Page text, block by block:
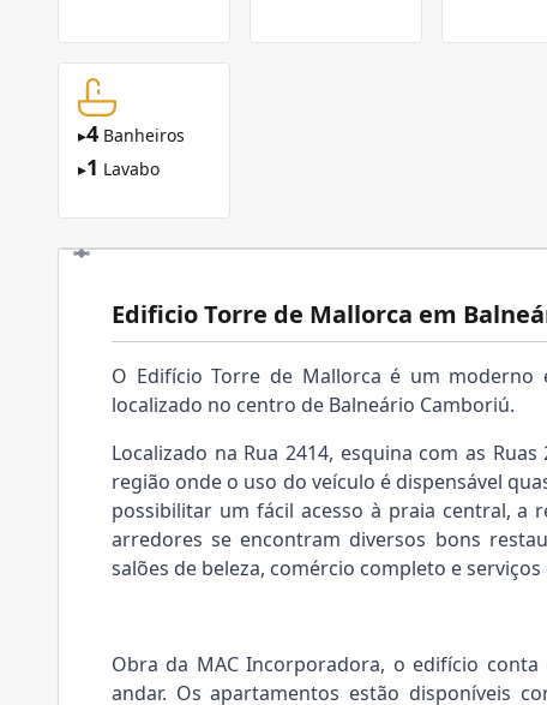
▸4 Banheiros
▸1 Lavabo
Edificio Torre de Mallorca em
O Edifício Torre de Mallorca é um moderno
localizado no centro de Balneário Camboriú.
Localizado na Rua 2414, esquina com as
região onde o uso do veículo é dispensável
possibilitar um fácil acesso à praia central, a
arredores se encontram diversos bons
salões de beleza, comércio completo e serviços
Obra da MAC Incorporadora, o edifício
andar. Os apartamentos estão disponíveis